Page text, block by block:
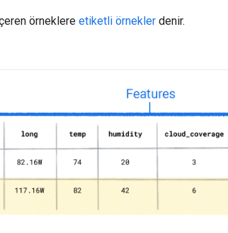
örneklere etiketli örnekler denir.